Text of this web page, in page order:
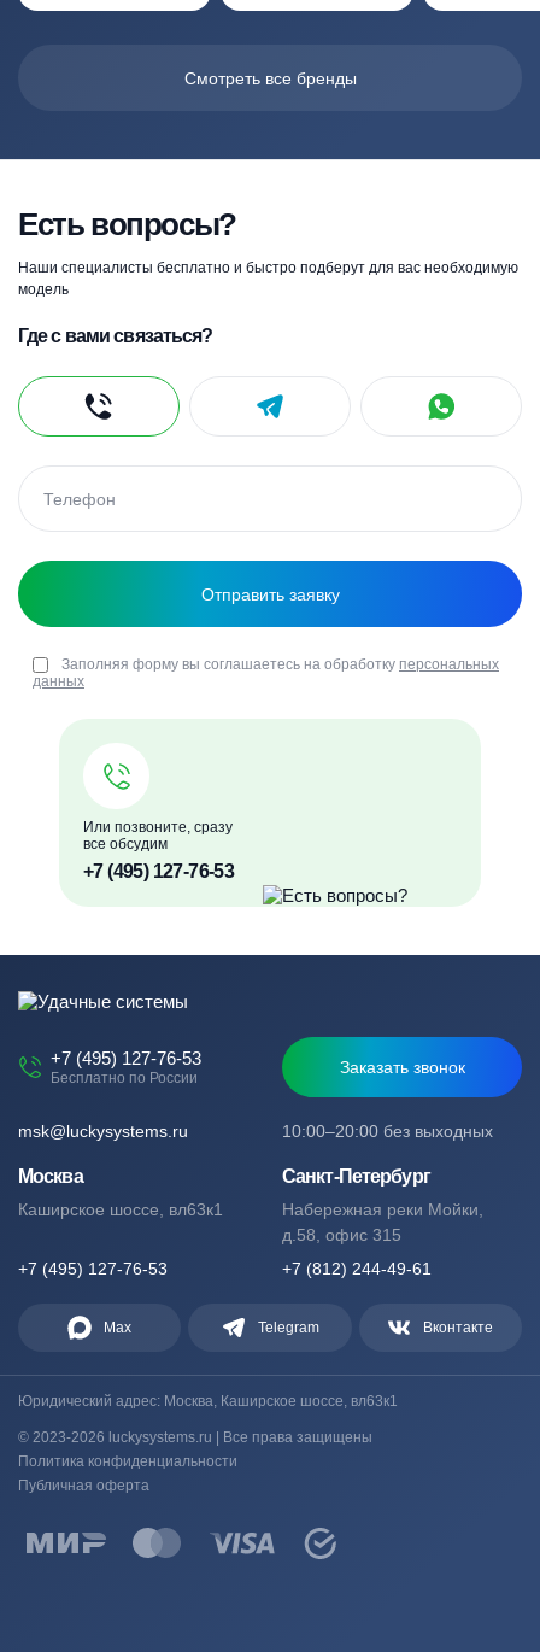
Смотреть все бренды
Есть вопросы?
Наши специалисты бесплатно и быстро подберут для вас необходимую
модель
Или позвоните, сразу
все обсудим
+7 (495) 127-76-53
Где с вами связаться?
Заполняя форму вы соглашаетесь на обработку персональных
данных
+7 (495) 127-76-53
Бесплатно по России
Заказать звонок
10:00–20:00 без выходных
msk@luckysystems.ru
Москва
Каширское шоссе, вл63к1
+7 (495) 127-76-53
Санкт-Петербург
Набережная реки Мойки,
д.58, офис 315
+7 (812) 244-49-61
Max Telegram Вконтакте
Юридический адрес: Москва, Каширское шоссе, вл63к1
© 2023-2026 luckysystems.ru | Все права защищены
Политика конфиденциальности
Публичная оферта